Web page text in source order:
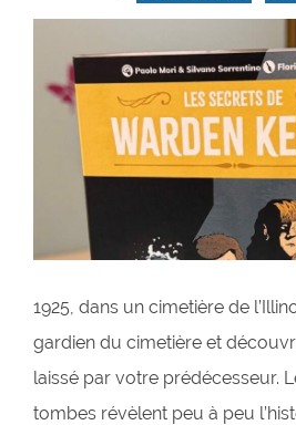
1925, dans un cimetière de
gardien du cimetière et
laissé par votre prédécesseur.
tombes révèlent peu à peu